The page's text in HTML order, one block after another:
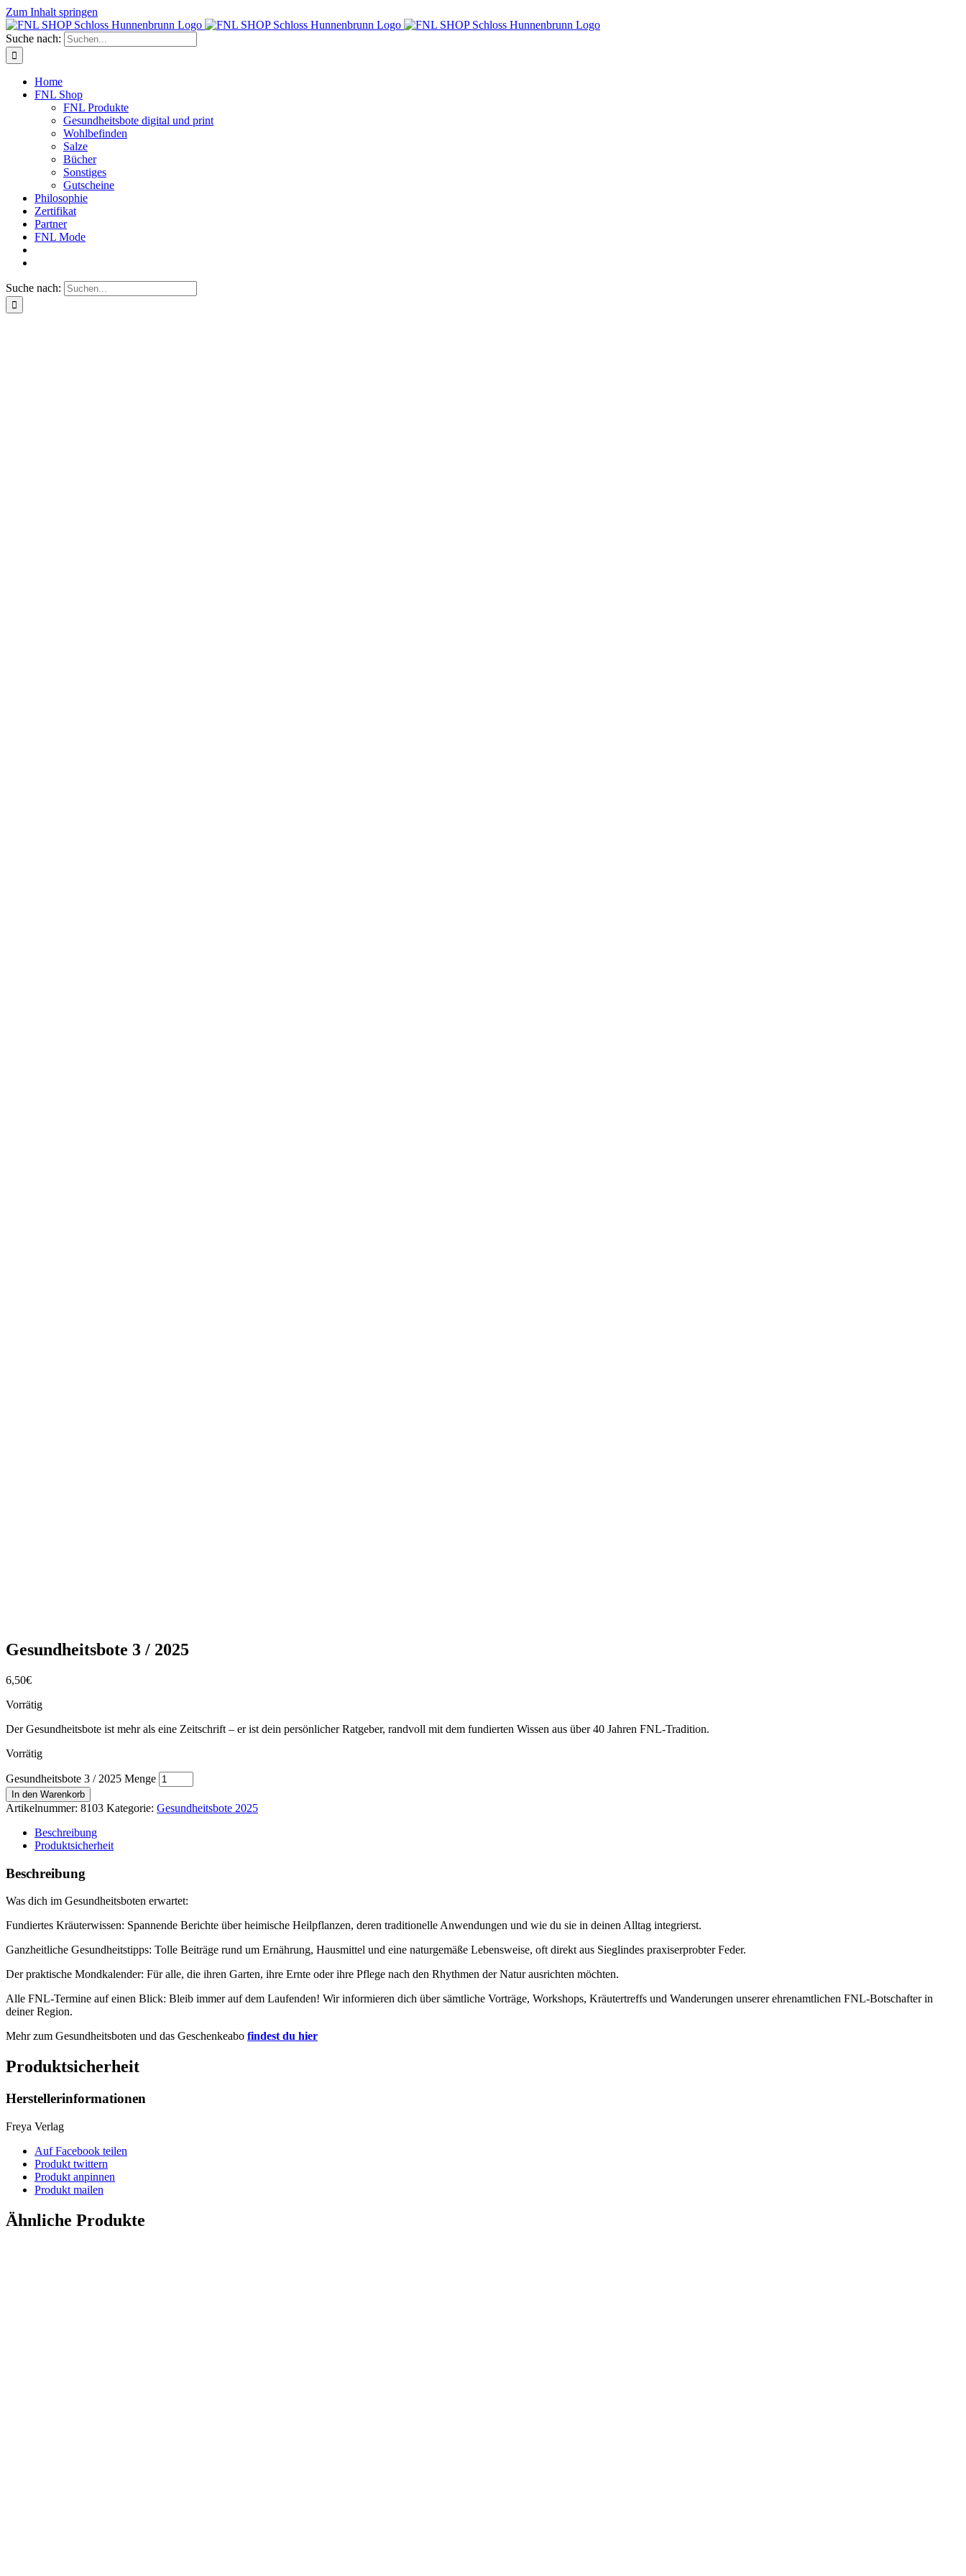
Zum Inhalt springen
Suche nach:
Home
FNL Shop
FNL Produkte
Gesundheitsbote digital und print
Wohlbefinden
Salze
Bücher
Sonstiges
Gutscheine
Philosophie
Zertifikat
Partner
FNL Mode
Suche nach:
Gesundheitsbote 3 / 2025
6,50€
Vorrätig
Der Gesundheitsbote ist mehr als eine Zeitschrift – er ist dein persönlicher Ratgeber, randvoll mit dem fundierten Wissen aus über 40 Jahren FNL-Tradition.
Vorrätig
Gesundheitsbote 3 / 2025 Menge
In den Warenkorb
Artikelnummer: 8103 Kategorie: Gesundheitsbote 2025
Beschreibung
Produktsicherheit
Beschreibung
Was dich im Gesundheitsboten erwartet:
Fundiertes Kräuterwissen: Spannende Berichte über heimische Heilpflanzen, deren traditionelle Anwendungen und wie du sie in deinen Alltag integrierst.
Ganzheitliche Gesundheitstipps: Tolle Beiträge rund um Ernährung, Hausmittel und eine naturgemäße Lebensweise, oft direkt aus Sieglindes praxiserprobter Feder.
Der praktische Mondkalender: Für alle, die ihren Garten, ihre Ernte oder ihre Pflege nach den Rhythmen der Natur ausrichten möchten.
Alle FNL-Termine auf einen Blick: Bleib immer auf dem Laufenden! Wir informieren dich über sämtliche Vorträge, Workshops, Kräutertreffs und Wanderungen unserer ehrenamtlichen FNL-Botschafter in
deiner Region.
Mehr zum Gesundheitsboten und das Geschenkeabo findest du hier
Produktsicherheit
Herstellerinformationen
Freya Verlag
Auf Facebook teilen
Produkt twittern
Produkt anpinnen
Produkt mailen
Ähnliche Produkte